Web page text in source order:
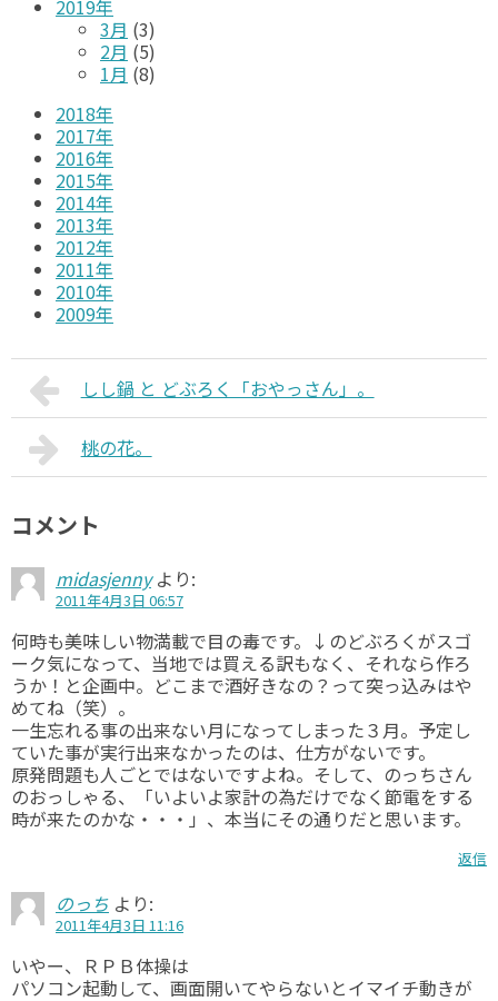
2019年
3月 (3)
2月 (5)
1月 (8)
2018年
2017年
2016年
2015年
2014年
2013年
2012年
2011年
2010年
2009年
しし鍋 と どぶろく「おやっさん」。
桃の花。
コメント
midasjenny より:
2011年4月3日 06:57
何時も美味しい物満載で目の毒です。↓のどぶろくがスゴ
ーク気になって、当地では買える訳もなく、それなら作ろ
うか！と企画中。どこまで酒好きなの？って突っ込みはや
めてね（笑）。
一生忘れる事の出来ない月になってしまった３月。予定し
ていた事が実行出来なかったのは、仕方がないです。
原発問題も人ごとではないですよね。そして、のっちさん
のおっしゃる、「いよいよ家計の為だけでなく節電をする
時が来たのかな・・・」、本当にその通りだと思います。
返信
のっち より:
2011年4月3日 11:16
いやー、ＲＰＢ体操は
パソコン起動して、画面開いてやらないとイマイチ動きが